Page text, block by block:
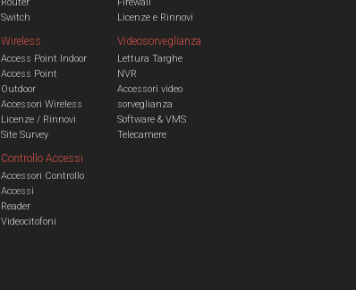
Switch
Wireless
Access Point Indoor
Access Point
Outdoor
Accessori Wireless
Licenze / Rinnovi
Site Survey
Licenze e Rinnovi
Videosorveglianza
Lettura Targhe
NVR
Accessori video
sorveglianza
Software & VMS
Telecamere
Controllo Accessi
Accessori Controllo
Accessi
Reader
Videocitofoni